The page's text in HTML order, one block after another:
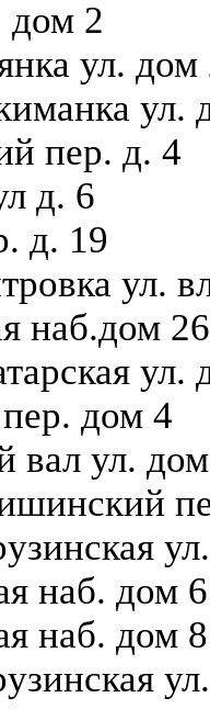
дом 2
ул. дом
ул.
пер. д. 4
д. 6
д. 19
ул.
наб.дом 26
ул.
дом 4
вал ул.
наб. дом
наб. дом 8